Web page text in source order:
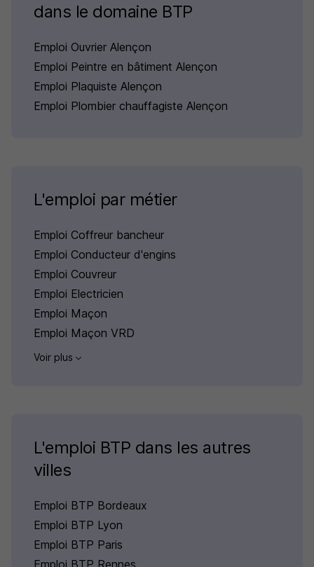
dans le domaine BTP
Emploi Ouvrier Alençon
Emploi Peintre en bâtiment Alençon
Emploi Plaquiste Alençon
Emploi Plombier chauffagiste Alençon
L'emploi par métier
Emploi Coffreur bancheur
Emploi Conducteur d'engins
Emploi Couvreur
Emploi Electricien
Emploi Maçon
Emploi Maçon VRD
Voir plus
L'emploi BTP dans les autres
villes
Emploi BTP Bordeaux
Emploi BTP Lyon
Emploi BTP Paris
Emploi BTP Rennes